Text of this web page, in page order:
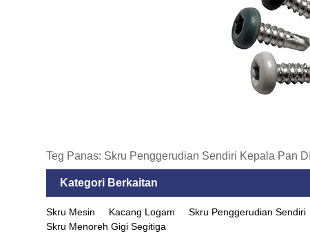
Teg Panas: Skru Penggerudian Sendiri Kepala Pan
Kategori Berkaitan
Skru Mesin Kacang Logam Skru Penggerudian Sendiri
Skru Menoreh Gigi Segitiga